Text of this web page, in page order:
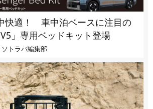
快適！ 車中泊ベースに注目の
」専用ベッドキット登場
ソトラバ編集部